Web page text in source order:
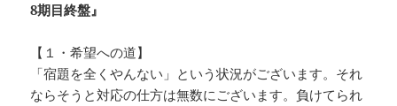
8期目終盤』
【１・希望への道】
「宿題を全くやんない」という状況がございます。それ
ならそうと対応の仕方は無数にございます。負けてられ